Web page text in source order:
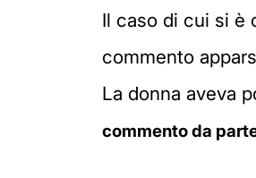
Il caso di cui si è
commento
La donna aveva
commento da